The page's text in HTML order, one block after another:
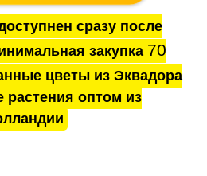
сразу после
закупка 70
цветы из Эквадора
растения оптом из